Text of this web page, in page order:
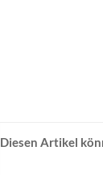
Diesen Artikel